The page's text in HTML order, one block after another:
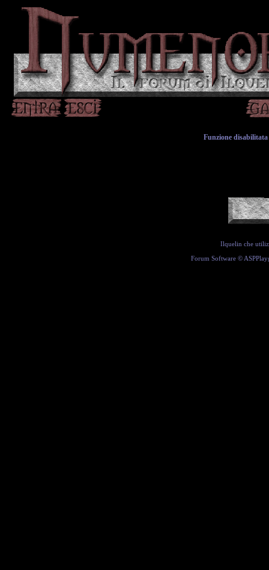
Funzione disabilitata
Ilquelin che
Forum Software ©